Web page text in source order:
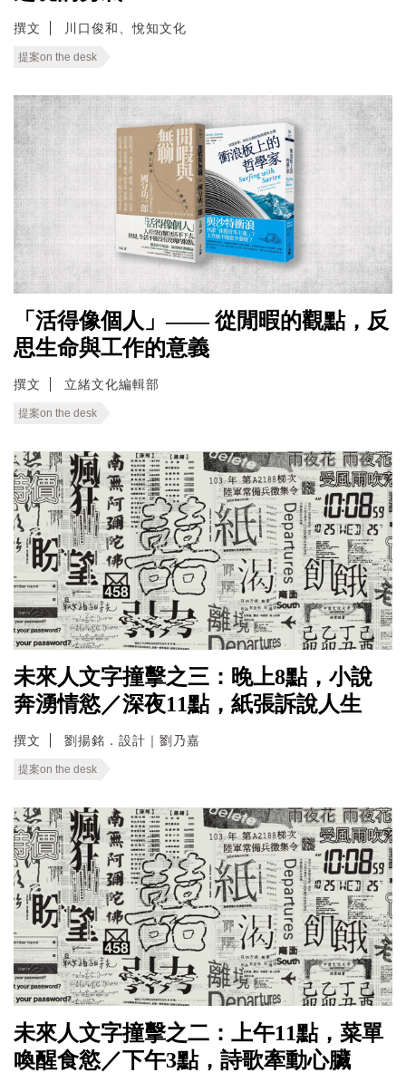
撰文 川口俊和、悅知文化
提案on the desk
「活得像個人」—— 從閒暇的觀點，反
思生命與工作的意義
撰文 立緒文化編輯部
提案on the desk
未來人文字撞擊之三：晚上8點，小說
奔湧情慾／深夜11點，紙張訴說人生
撰文 劉揚銘．設計｜劉乃嘉
提案on the desk
未來人文字撞擊之二：上午11點，菜單
喚醒食慾／下午3點，詩歌牽動心臟